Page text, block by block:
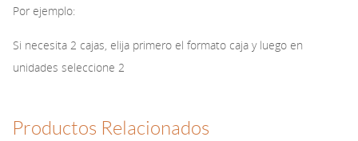
Por ejemplo:
Si necesita 2 cajas, elija primero el formato caja y luego en
unidades seleccione 2
Productos Relacionados